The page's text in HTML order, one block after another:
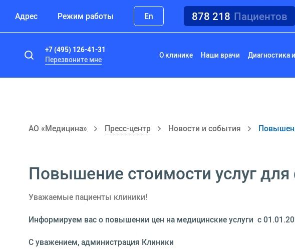
Адрес Режим работы En 878 218 Пациентов
+7 (495) 126-41-31
Перезвоните мне
О клинике Наши врачи Диагностика
АО «Медицина» Пресс-центр Новости и события
Повышение стоимости услуг
Уважаемые пациенты клиники!
Информируем вас о повышении цен на медицинские услуги с
С уважением, администрация Клиники